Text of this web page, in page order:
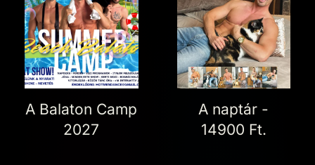
A Balaton Camp
2027
A naptár -
14900 Ft.